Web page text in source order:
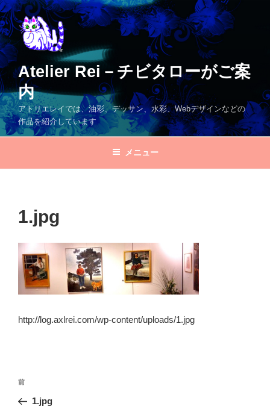
コ
ン
テ
ン
ツ
へ
ス
キ
ッ
プ
Atelier Rei－チビタローがご案
内
アトリエレイでは、油彩、デッサン、水彩、Webデザインなどの
作品を紹介しています
メニュー
1.jpg
http://log.axlrei.com/wp-content/uploads/1.jpg
稿
ナ
前
の
前
1.jpg